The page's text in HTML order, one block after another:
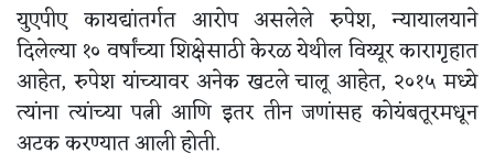
युएपीए कायद्यांतर्गत आरोप असलेले रुपेश, न्यायालयाने
दिलेल्या १० वर्षांच्या शिक्षेसाठी केरळ येथील विय्यूर कारागृहात
आहेत, रुपेश यांच्यावर अनेक खटले चालू आहेत, २०१५ मध्ये
त्यांना त्यांच्या पत्नी आणि इतर तीन जणांसह कोयंबतूरमधून
अटक करण्यात आली होती.